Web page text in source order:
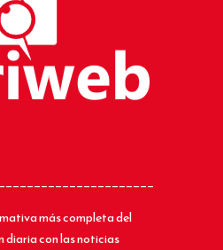
más completa del
diaria con las noticias